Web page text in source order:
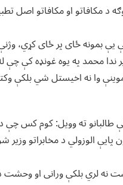
د مکافاتو او مکافاتو اصل
یې بمونه ځای پر ځای کړي،
ندا محمد په یوه غونډه کې چې
وا نه اخیستل شي بلکې
طالبانو ته وویل: کوم کس چې
الوزولي د مخابراتو
نه لري بلکې ورانی او وحشت